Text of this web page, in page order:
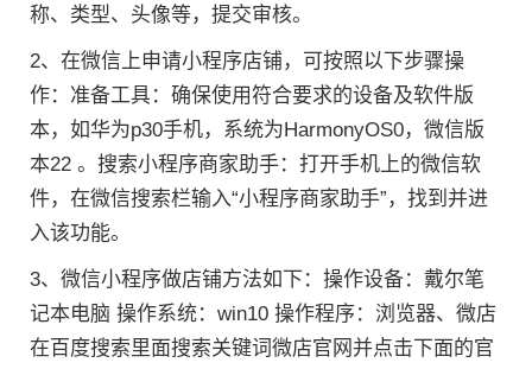
称、类型、头像等，提交审核。
2、在微信上申请小程序店铺，可按照以下步骤操
作：准备工具：确保使用符合要求的设备及软件版
本，如华为p30手机，系统为HarmonyOS0，微信版
本22 。搜索小程序商家助手：打开手机上的微信软
件，在微信搜索栏输入“小程序商家助手”，找到并进
入该功能。
3、微信小程序做店铺方法如下：操作设备：戴尔笔
记本电脑 操作系统：win10 操作程序：浏览器、微店
在百度搜索里面搜索关键词微店官网并点击下面的官